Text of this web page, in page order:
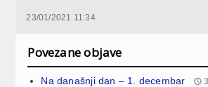
23/01/2021 11:34
Povezane objave
Na današnji dan – 1. decembar